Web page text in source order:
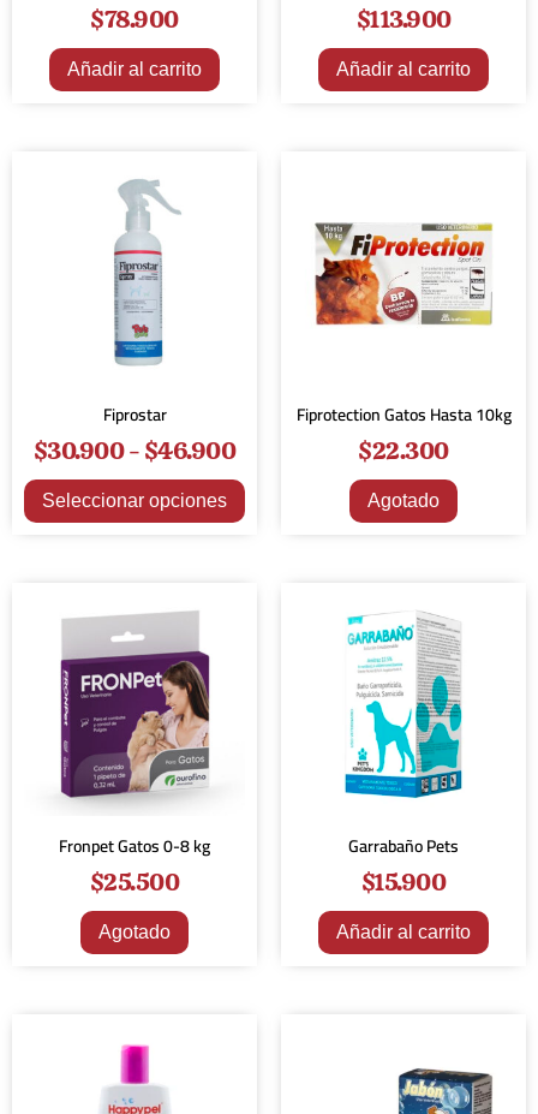
$78.900
Añadir al carrito
$113.900
Añadir al carrito
Fiprostar
$30.900-$46.900
Seleccionar opciones
Fiprotection Gatos Hasta 10kg
$22.300
Agotado
Fronpet Gatos 0-8 kg
$25.500
Agotado
Garrabaño Pets
$15.900
Añadir al carrito